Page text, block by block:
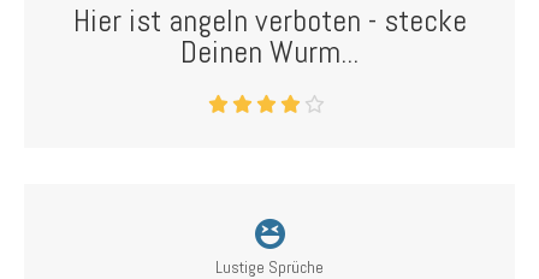
Hier ist angeln verboten - stecke
Deinen Wurm...
Lustige Sprüche